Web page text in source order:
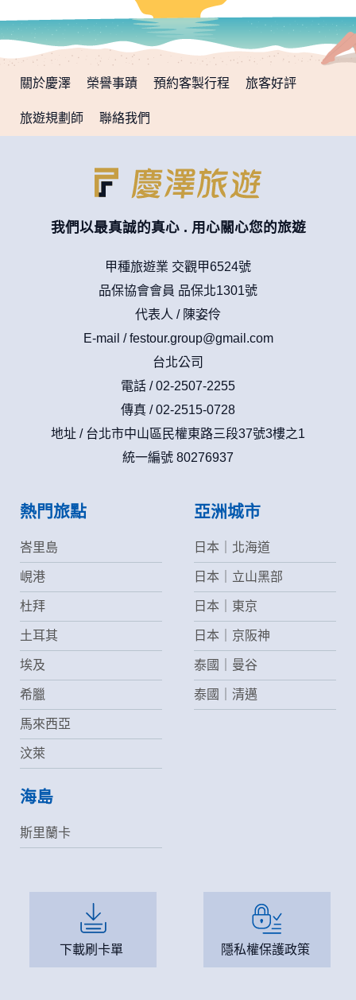
除非取得您的同意或其他法令之特別規定，本網站絕不會將您
的個人資料揭露予第三人或使用於蒐集目的以外之其他用途。
在您於本網站註冊帳號、使用本網站相關產品、服務、活動或
業夥伴處取得個人資料。
身份證字號、電子郵件、出生日期、性別、行業等相關資料，
當您註冊成功，並登入使用我們的服務後，我們即取得您的資
號、電子郵件、出生日期、性別、行業等相關資料，當您註冊
成功，並登入使用我們的服務後，本網站即取得您的資料。
其他除了上述，會保留您在上網瀏覽或查詢時，伺服器自行產
用的瀏覽器、瀏覽及點選資料紀錄等。本網站會對個別連線者
網頁，除非您願意告知您的個人資料，否則本網站不會也無法
商，或與連結本網站，也可能蒐集您個人的資料。對於您主動
提供的個人資訊，這些廣告廠商、或連結網站有其個別的私權
公司不負任何連帶責任。
本網站將在事前或註冊登錄取得您的同意後，傳送商業性資料
本公司發送，也會在該資料或電子郵件上提供您能隨時停止接
收這些資料或電子郵件的方法及說明。
資料使用:
本公司不會向任何人出售或出借您的個人識別資料。
1.遵守法令或政府機關的要求；或我們發覺您在網站上的行為
違反本公司旗下網站的會員條款或產品、服務的特定使用指
2.為了保護使用者個人隱私，我們無法為您查詢其他使用者的
帳號資料。若您有相關法律上問題需查閱他人資料時，請務必
向警政單位提出告訴，我們將全力配合警政單位調查並提供所
有相關資料，以協助調查及破案！
自我保護措施:
請妥善保管您在本公司及相關企業伙伴網站的帳號、密碼或個
人資料，不要將任何資料、密碼提供給任何人。並在您使用完
本公司相關企業伙伴網站所提供的服務後，務必記得登出帳戶
或關閉網頁瀏覽器，以防止他人讀取您的個人資料。
倘若您發現有任何非經授權的第三者使用您的帳號進行任何詢
問或訂購時，請立即通知本站。
關於慶澤 榮譽事蹟 預約客製行程 旅客好評
旅遊規劃師 聯絡我們
我們以最真誠的真心 . 用心關心您的旅遊
甲種旅遊業 交觀甲6524號
品保協會會員 品保北1301號
代表人 / 陳姿伶
E-mail /festour.group@gmail.com
台北公司
電話 / 02-2507-2255
傳真 / 02-2515-0728
地址 / 台北市中山區民權東路三段37號3樓之1
統一編號 80276937
熱門旅點
峇里島
峴港
杜拜
土耳其
埃及
希臘
馬來西亞
汶萊
亞洲城市
日本｜北海道
日本｜立山黑部
日本｜東京
日本｜京阪神
泰國｜曼谷
泰國｜清邁
海島
斯里蘭卡
下載刷卡單 隱私權保護政策